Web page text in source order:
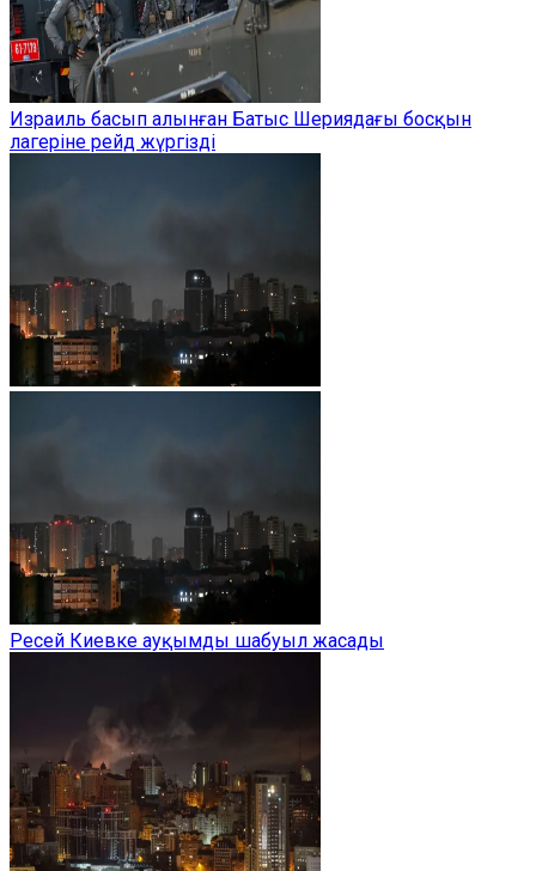
Израиль басып алынған Батыс Шериядағы босқын
лагеріне рейд жүргізді
Ресей Киевке ауқымды шабуыл жасады